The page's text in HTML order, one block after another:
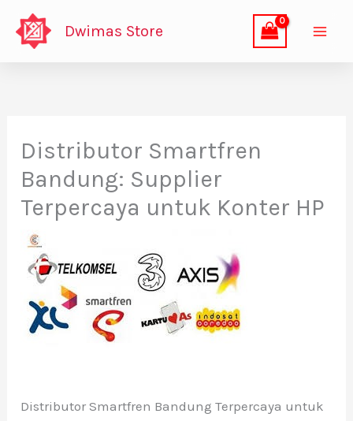
Lewati
Dwimas Store
Distributor Smartfren
Bandung: Supplier
Terpercaya untuk Konter HP
Distributor Smartfren Bandung Terpercaya untuk